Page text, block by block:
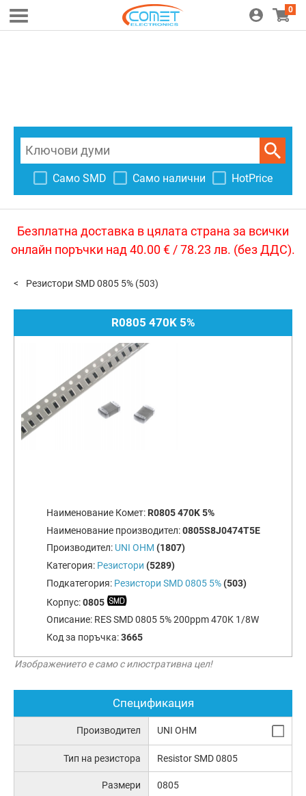
0
Само SMD Само налични HotPrice
Безплатна доставка в цялата страна за всички
онлайн поръчки над 40.00 € / 78.23 лв. (без ДДС).
Резистори SMD 0805 5% (503)
R0805 470K 5%
Наименование Комет: R0805 470K 5%
Наименование производител:0805S8J0474T5E
Производител: UNI OHM (1807)
Категория: Резистори (5289)
Подкатегория: Резистори SMD 0805 5% (503)
Корпус:0805
Описание: RES SMD 0805 5% 200ppm 470K 1/8W
Код за поръчка:3665
Изображението е само с илюстративна цел!
Спецификация
Производител UNI OHM
Тип на резистора Resistor SMD 0805
Размери 0805